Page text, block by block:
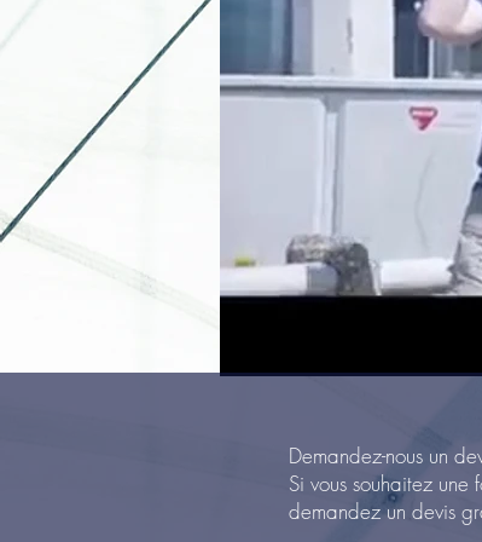
Demandez-nous un
Si vous souhaitez
demandez un devis